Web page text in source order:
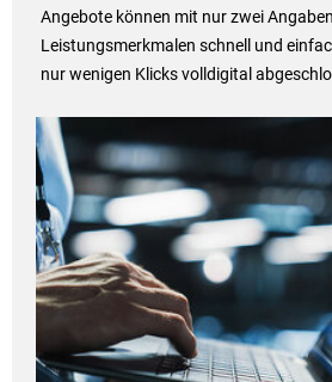
Angebote können mit nur zwei
Leistungsmerkmalen schnell und
nur wenigen Klicks volldigital